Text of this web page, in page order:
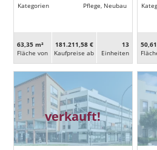
Kategorien
Pflege, Neubau
63,35 m²
Fläche von
181.211,58 €
Kaufpreise ab
13
Ein­heiten
verkauft!